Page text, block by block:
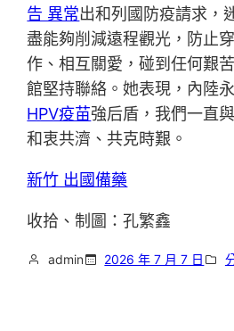
告 異常出和列國防疫請求，
盡能夠削減遠程觀光，防止
作、相互關愛，碰到任何艱
館堅持聯絡。她表現，內陸
HPV疫苗強后盾，我們一直
和衷共濟、共克時艱。
新竹 出國備藥
收拾、制圖：孔繁鑫
admin 2026 年 7 月 7 日